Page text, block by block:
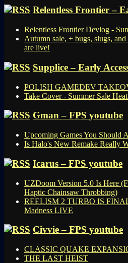
Relentless Frontier –
Relentless Frontier Devlog -
Autumn sale, + bugs, slugs,
are live!
Supplice – Early
POLISH GAMEDEV
Take Cover - Summer Sale
Gman – FPS youtube
Upcoming Games You Should
Is Halo's New Remake Really
Icarus – FPS youtube
UZDoom Version 5.0 Is Here
Haptic Chainsaw Throbbing)
REELISM 2 TURBO IS
Madness LIVE
Civvie – FPS youtube
CLASSIC QUAKE
THE LAST HEIST